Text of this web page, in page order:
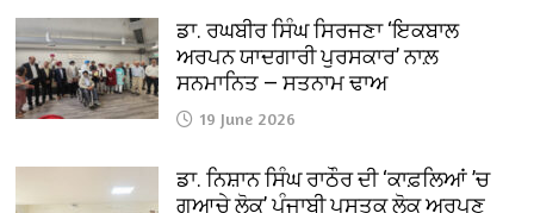
ਡਾ. ਰਘਬੀਰ ਸਿੰਘ ਸਿਰਜਣਾ ‘ਇਕਬਾਲ
ਅਰਪਨ ਯਾਦਗਾਰੀ ਪੁਰਸਕਾਰ’ ਨਾਲ਼
ਸਨਮਾਨਿਤ — ਸਤਨਾਮ ਢਾਅ
19 June 2026
ਡਾ. ਨਿਸ਼ਾਨ ਸਿੰਘ ਰਾਠੌਰ ਦੀ ‘ਕਾਫ਼ਲਿਆਂ ’ਚ
ਗੁਆਚੇ ਲੋਕ’ ਪੰਜਾਬੀ ਪੁਸਤਕ ਲੋਕ ਅਰਪਣ